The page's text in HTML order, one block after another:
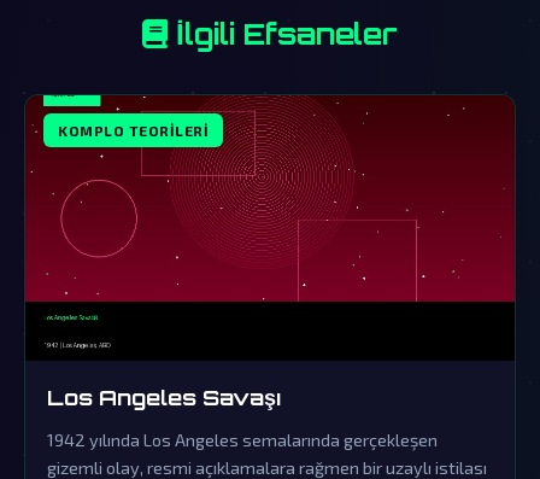
İlgili Efsaneler
KOMPLO TEORILERI
Los Angeles Savaşı
1942 yılında Los Angeles semalarında gerçekleşen
gizemli olay, resmi açıklamalara rağmen bir uzaylı istilası